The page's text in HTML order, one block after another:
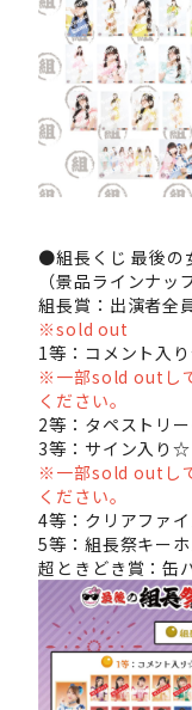
●組長くじ 最後
（景品ラインナッ
組長賞：出演者全
※sold out
1等：コメント入
※一部sold outし
ください。
2等：タペストリ
3等：サイン入り
※一部sold outし
ください。
4等：クリアファ
5等：組長祭キー
超ときどき賞：缶